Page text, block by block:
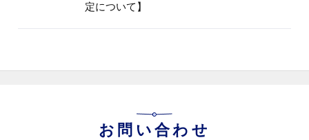
定について】
お問い合わせ